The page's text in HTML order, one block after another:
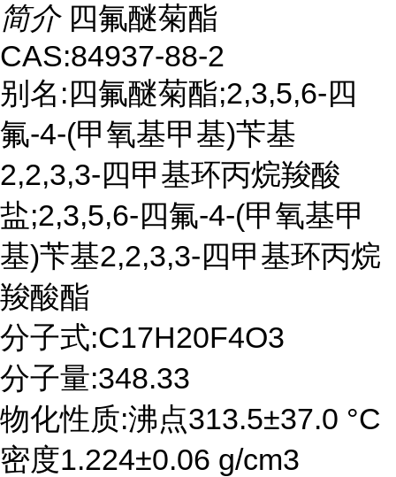
简介 四氟醚菊酯
CAS:84937-88-2
别名:四氟醚菊酯;2,3,5,6-四
氟-4-(甲氧基甲基)苄基
2,2,3,3-四甲基环丙烷羧酸
盐;2,3,5,6-四氟-4-(甲氧基甲
基)苄基2,2,3,3-四甲基环丙烷
羧酸酯
分子式:C17H20F4O3
分子量:348.33
物化性质:沸点313.5±37.0 °C
密度1.224±0.06 g/cm3